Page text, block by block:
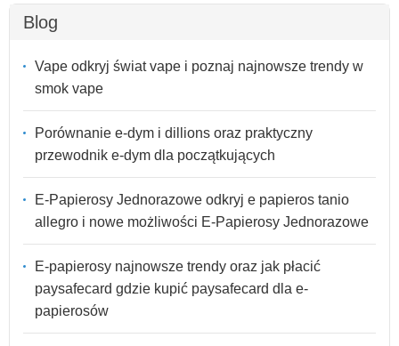
Blog
Vape odkryj świat vape i poznaj najnowsze trendy w
smok vape
Porównanie e-dym i dillions oraz praktyczny
przewodnik e-dym dla początkujących
E-Papierosy Jednorazowe odkryj e papieros tanio
allegro i nowe możliwości E-Papierosy Jednorazowe
E-papierosy najnowsze trendy oraz jak płacić
paysafecard gdzie kupić paysafecard dla e-
papierosów